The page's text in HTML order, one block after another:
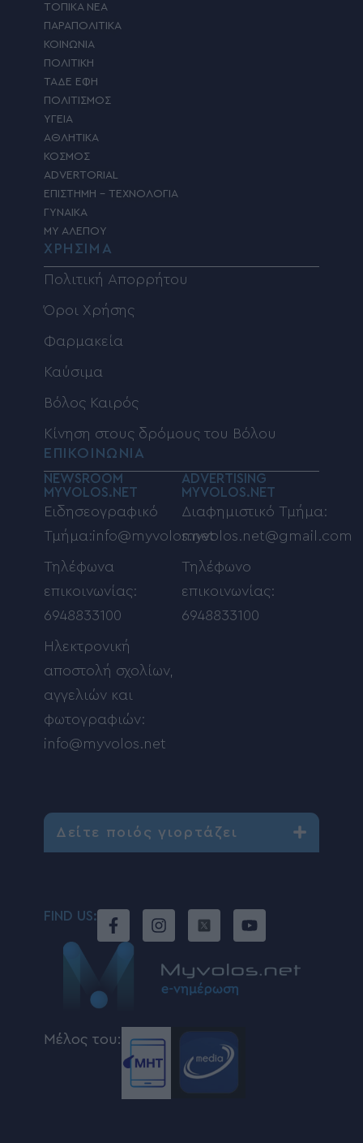
ΤΟΠΙΚΑ ΝΕΑ
ΠΑΡΑΠΟΛΙΤΙΚΑ
ΚΟΙΝΩΝΙΑ
ΠΟΛΙΤΙΚΗ
ΤΑΔΕ ΕΦΗ
ΠΟΛΙΤΙΣΜΟΣ
ΥΓΕΙΑ
ΑΘΛΗΤΙΚΑ
ΚΟΣΜΟΣ
ADVERTORIAL
ΕΠΙΣΤΗΜΗ – ΤΕΧΝΟΛΟΓΙΑ
ΓΥΝΑΙΚΑ
MY ΑΛΕΠΟΥ
ΧΡΗΣΙΜΑ
Πολιτική Απορρήτου
Όροι Χρήσης
Φαρμακεία
Καύσιμα
Βόλος Καιρός
Κίνηση στους δρόμους του Βόλου
ΕΠΙΚΟΙΝΩΝΙΑ
NEWSROOM
MYVOLOS.NET
Ειδησεογραφικό
Τμήμα:info@myvolos.net
Τηλέφωνα
επικοινωνίας:
6948833100
Ηλεκτρονική
αποστολή σχολίων,
αγγελιών και
φωτογραφιών:
info@myvolos.net
ADVERTISING
MYVOLOS.NET
Διαφημιστικό Τμήμα:
myvolos.net@gmail.com
Τηλέφωνο
επικοινωνίας:
6948833100
Δείτε ποιός γιορτάζει
FIND US:
Μέλος του: